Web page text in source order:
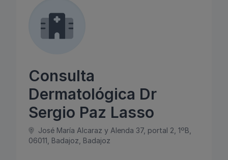
Consulta
Dermatológica Dr
Sergio Paz Lasso
José María Alcaraz y Alenda 37, portal 2, 1ºB,
06011, Badajoz, Badajoz